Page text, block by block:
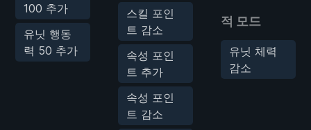
100 추가
유닛 행동
력 50 추가
스킬 포인
트 감소
속성 포인
트 추가
속성 포인
트 감소
적 모드
유닛 체력
감소